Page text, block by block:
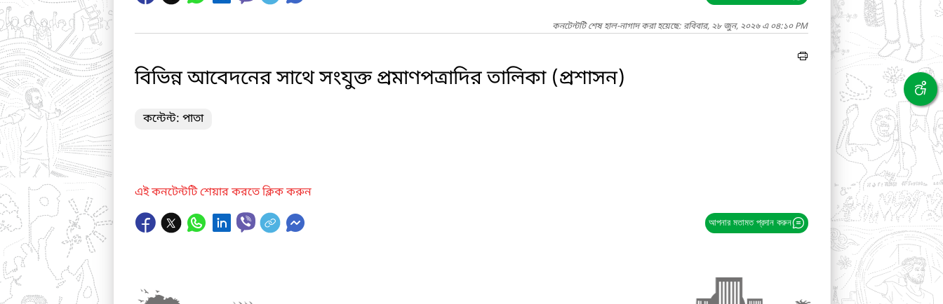
কনটেন্টটি শেষ হাল-নাগাদ করা হয়েছে: রবিবার, ২৮ জুন, ২০২৬ এ ০৪:১০ PM
বিভিন্ন আবেদনের সাথে সংযুক্ত প্রমাণপত্রাদির তালিকা (প্রশাসন)
কন্টেন্ট: পাতা
এই কনটেন্টটি শেয়ার করতে ক্লিক করুন
আপনার মতামত প্রদান করুন